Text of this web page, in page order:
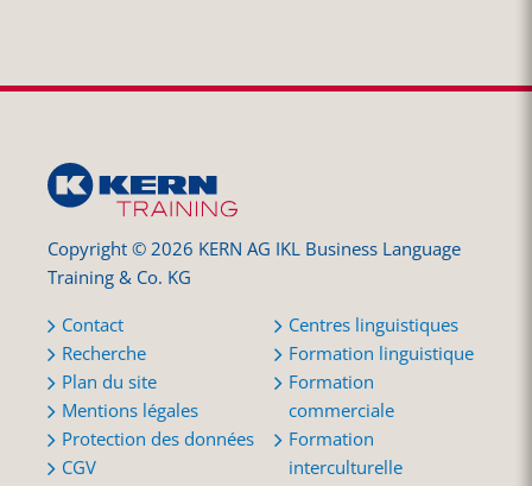
Copyright © 2026 KERN AG IKL Business Language
Training & Co. KG
Contact
Recherche
Plan du site
Mentions légales
Protection des données
CGV
Centres linguistiques
Formation linguistique
Formation
commerciale
Formation
interculturelle